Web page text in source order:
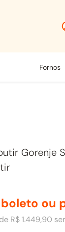
fornos
Gorenje
ou
R$1.449,90